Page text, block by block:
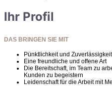
Ihr Profil
DAS BRINGEN SIE MIT
Pünktlichkeit und Zuverlässigkeit
Eine freundliche und offene Art
Die Bereitschaft, im Team zu
Kunden zu begeistern
Leidenschaft für die Arbeit mit